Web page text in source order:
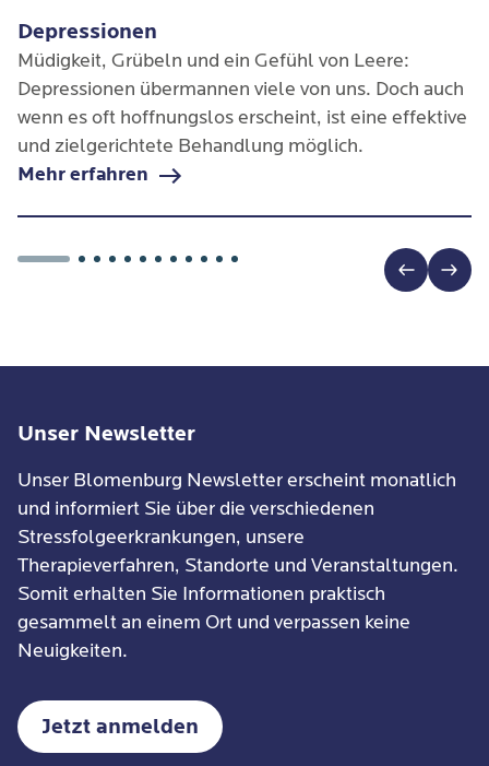
Depressionen
Müdigkeit, Grübeln und ein Gefühl von Leere:
Depressionen übermannen viele von uns. Doch auch
wenn es oft hoffnungslos erscheint, ist eine effektive
und zielgerichtete Behandlung möglich.
Mehr erfahren
Unser Newsletter
Unser Blomenburg Newsletter erscheint monatlich
und informiert Sie über die verschiedenen
Stressfolgeerkrankungen, unsere
Therapieverfahren, Standorte und Veranstaltungen.
Somit erhalten Sie Informationen praktisch
gesammelt an einem Ort und verpassen keine
Neuigkeiten.
Jetzt anmelden